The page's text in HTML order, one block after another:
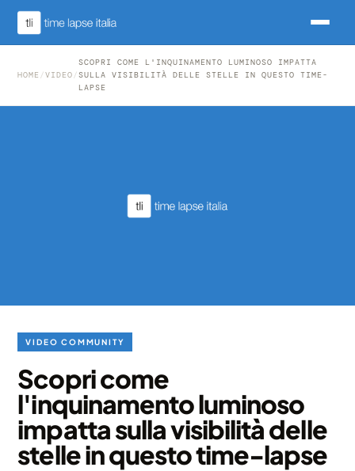
HOME /VIDEO /
SCOPRI COME L'INQUINAMENTO LUMINOSO IMPATTA
SULLA VISIBILITÀ DELLE STELLE IN QUESTO TIME-
LAPSE
VIDEO COMMUNITY
Scopri come
l'inquinamento luminoso
impatta sulla visibilità delle
stelle in questo time-lapse